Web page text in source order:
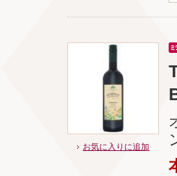
お気に入りに追加